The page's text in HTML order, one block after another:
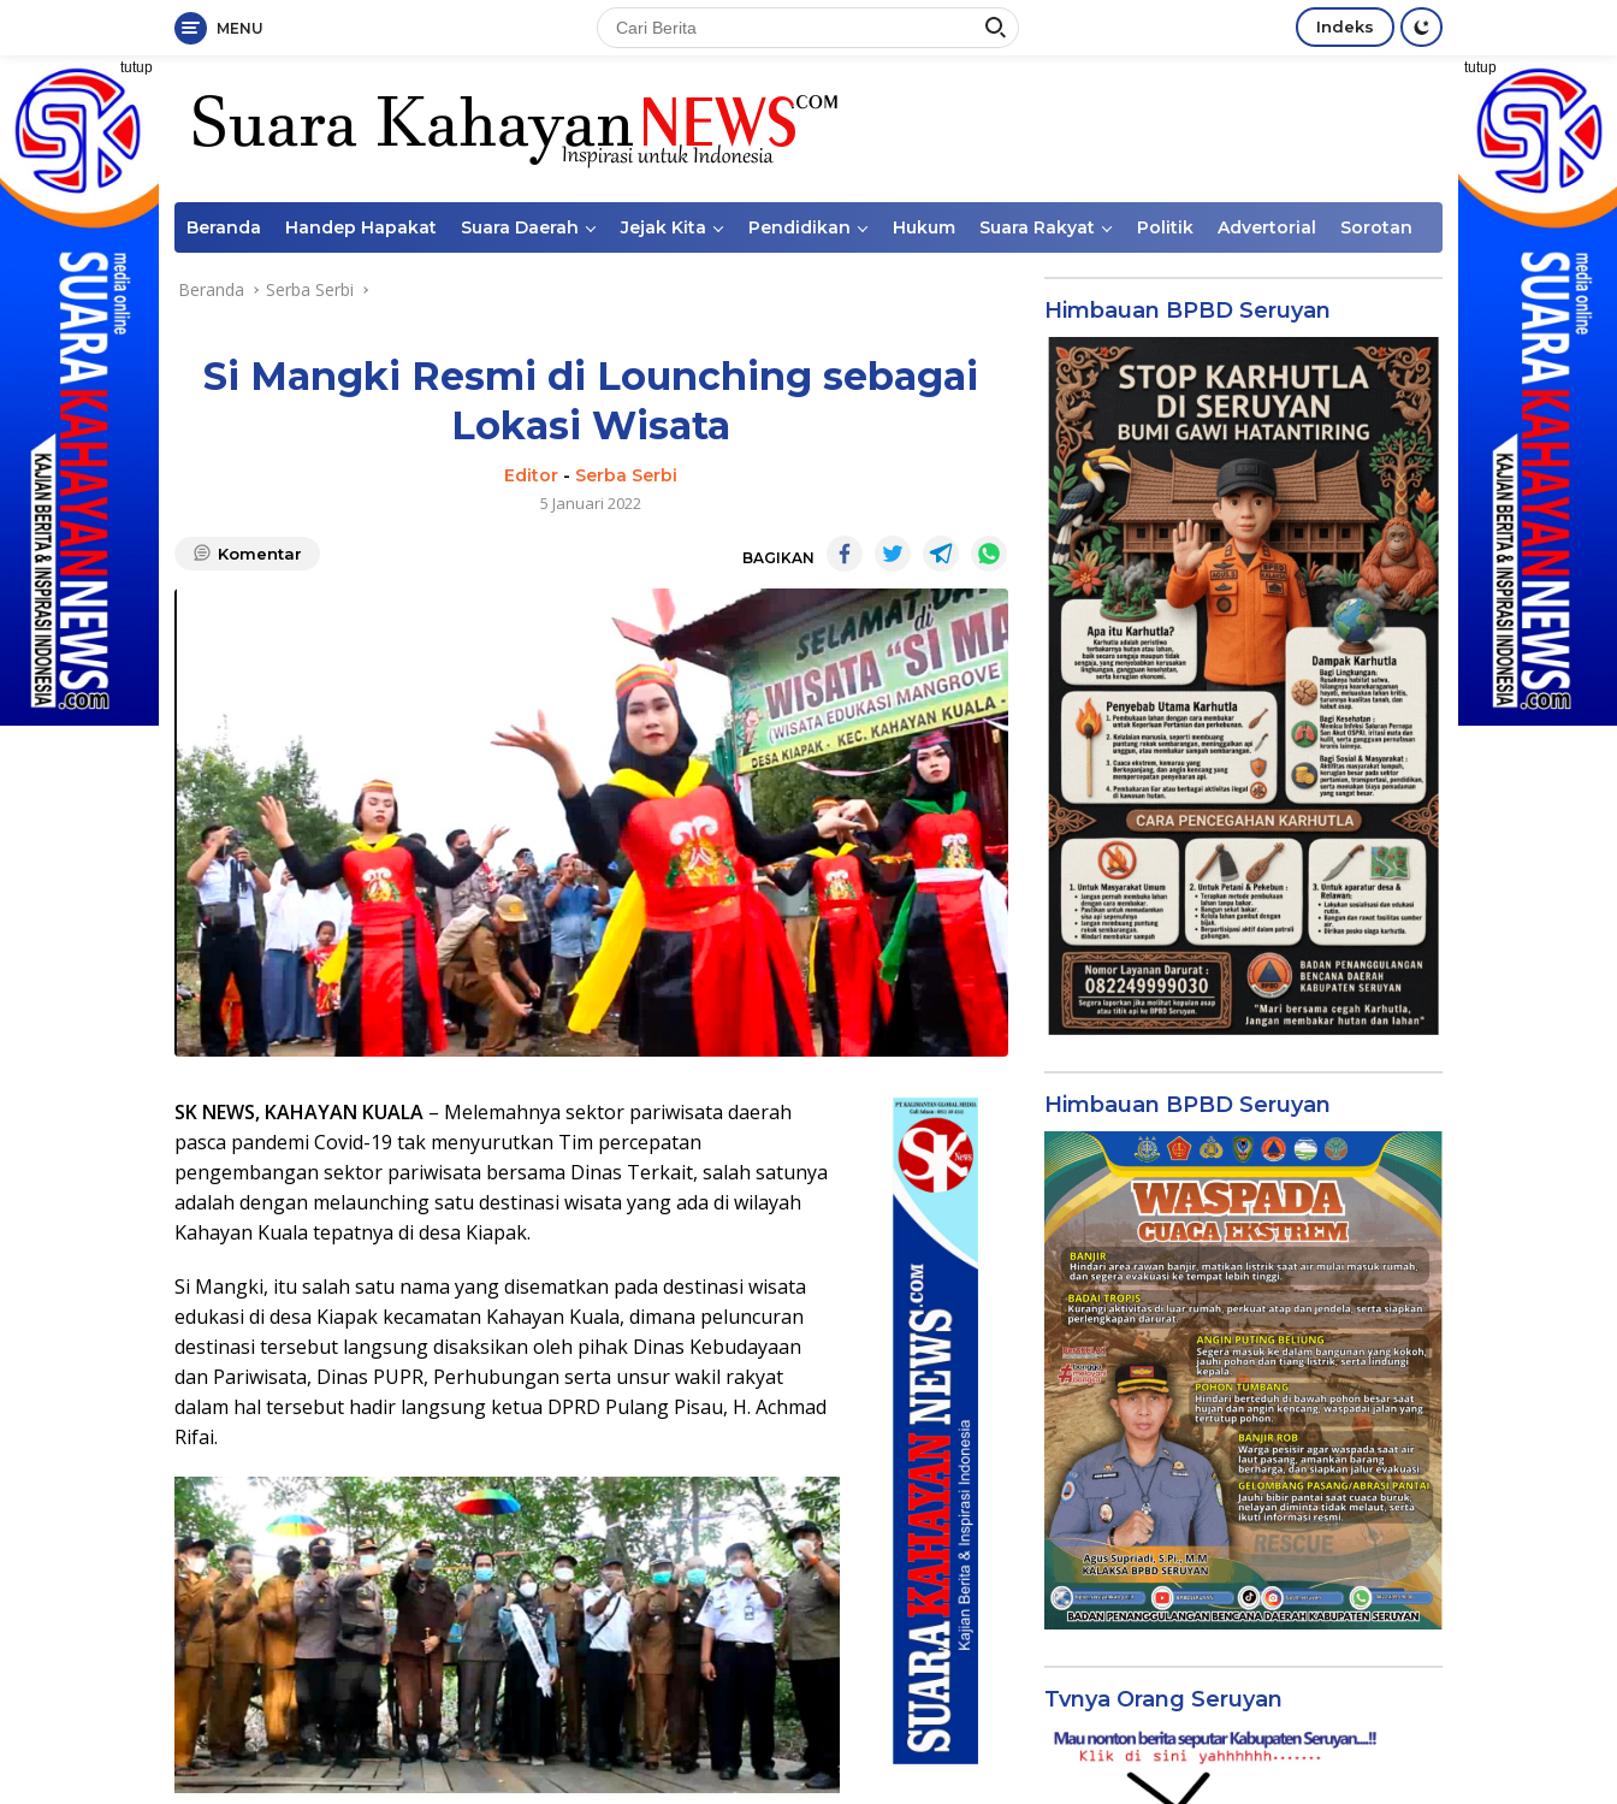
Langsung
konten
MENU Indeks
tutup tutup
Beranda Handep Hapakat Suara Daerah Jejak Kita Pendidikan Hukum Suara Rakyat Politik Advertorial Sorotan
Beranda Serba Serbi
Si Mangki Resmi di Lounching sebagai
Lokasi Wisata
Editor - Serba Serbi
5 Januari 2022
Komentar BAGIKAN
SK NEWS, KAHAYAN KUALA – Melemahnya sektor pariwisata daerah
pasca pandemi Covid-19 tak menyurutkan Tim percepatan
pengembangan sektor pariwisata bersama Dinas Terkait, salah satunya
adalah dengan melaunching satu destinasi wisata yang ada di wilayah
Kahayan Kuala tepatnya di desa Kiapak.
Si Mangki, itu salah satu nama yang disematkan pada destinasi wisata
edukasi di desa Kiapak kecamatan Kahayan Kuala, dimana peluncuran
destinasi tersebut langsung disaksikan oleh pihak Dinas Kebudayaan
dan Pariwisata, Dinas PUPR, Perhubungan serta unsur wakil rakyat
dalam hal tersebut hadir langsung ketua DPRD Pulang Pisau, H. Achmad
Rifai.
Himbauan BPBD Seruyan
Himbauan BPBD Seruyan
Tvnya Orang Seruyan